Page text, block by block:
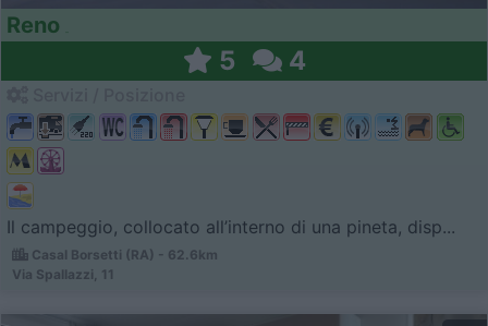
Reno
5 4
Il campeggio, collocato all’interno di una pineta, disp...
Casal Borsetti (RA) - 62.6km
Via Spallazzi, 11